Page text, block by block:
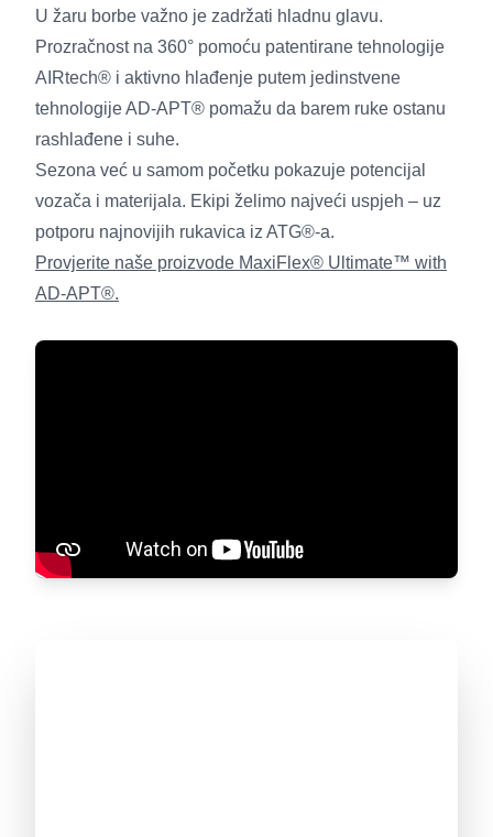
U žaru borbe važno je zadržati hladnu glavu.
Prozračnost na 360° pomoću patentirane tehnologije
AIRtech® i aktivno hlađenje putem jedinstvene
tehnologije AD-APT® pomažu da barem ruke ostanu
rashlađene i suhe.
Sezona već u samom početku pokazuje potencijal
vozača i materijala. Ekipi želimo najveći uspjeh – uz
potporu najnovijih rukavica iz ATG®-a.
Provjerite naše proizvode MaxiFlex® Ultimate™ with
AD-APT®.